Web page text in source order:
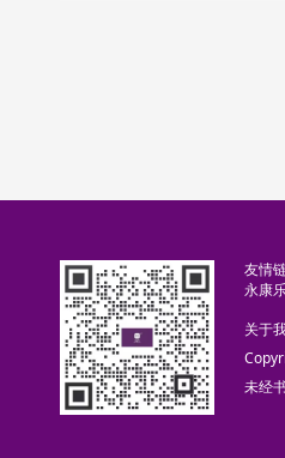
友情
永康
关于
未经